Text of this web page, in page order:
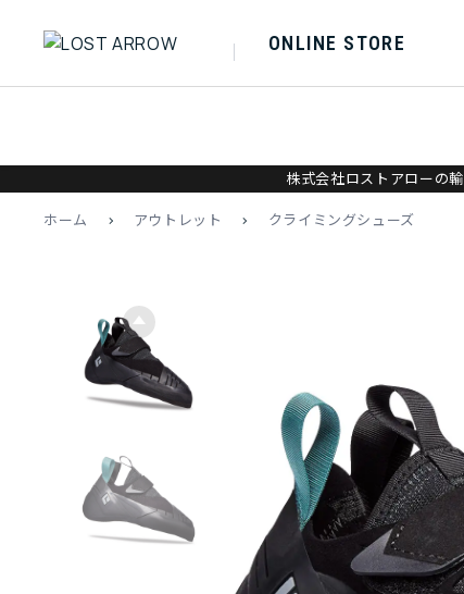
ONLINE STORE
株式会社ロストアローの
ホーム > アウトレット > クライミングシューズ